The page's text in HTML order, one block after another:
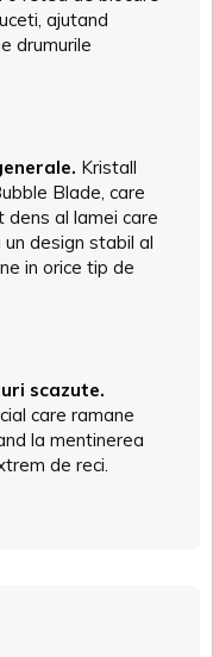
ajutand
drumurile
Kristall
Blade, care
dens al lamei care
design stabil al
in orice tip de
scazute.
care ramane
la mentinerea
de reci.